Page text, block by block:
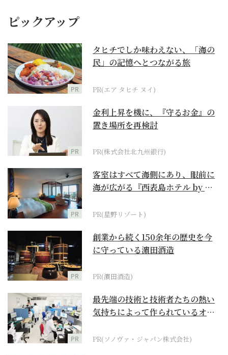
ピックアップ
PR
タヒチでしか味わえない、「海の
民」の記憶へとつながる旅
PR(エア タヒチ ヌイ)
PR
金利上昇を機に、『守るお金』の
置き場所を再検討
PR(株式会社北九州銀行)
PR
客室はすべて海側にあり、眼前に
海が広がる『西表島ホテル by 星
PR(星野リゾート)
PR
創業から続く150余年の歴史を今
に守っている濵田酒造
PR(濵田酒造)
PR
最先端の技術と技術者たちの熱い
気持ちによって作られているオー
PR(ソノヴァ・ジャパン株式会社)